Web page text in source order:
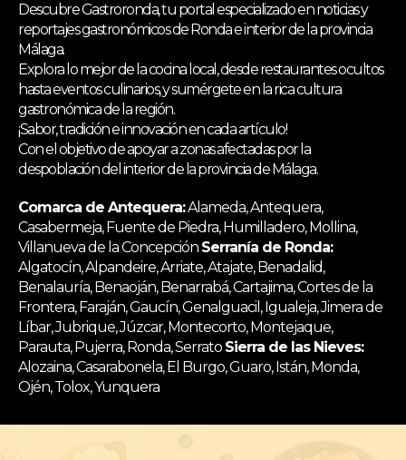
Descubre Gastroronda, tu portal especializado en noticias y
reportajes gastronómicos de Ronda e interior de la provincia
Málaga.
Explora lo mejor de la cocina local, desde restaurantes ocultos
hasta eventos culinarios, y sumérgete en la rica cultura
gastronómica de la región.
¡Sabor, tradición e innovación en cada artículo!
Con el objetivo de apoyar a zonas afectadas por la
despoblación del interior de la provincia de Málaga.
Comarca de Antequera:Alameda, Antequera,
Casabermeja, Fuente de Piedra, Humilladero, Mollina,
Villanueva de la Concepción Serranía de Ronda:
Algatocín, Alpandeire, Arriate, Atajate, Benadalid,
Benalauría, Benaoján, Benarrabá, Cartajima, Cortes de la
Frontera, Faraján, Gaucín, Genalguacil, Igualeja, Jimera de
Líbar, Jubrique, Júzcar, Montecorto, Montejaque,
Parauta, Pujerra, Ronda, Serrato Sierra de las Nieves:
Alozaina, Casarabonela, El Burgo, Guaro, Istán, Monda,
Ojén, Tolox, Yunquera